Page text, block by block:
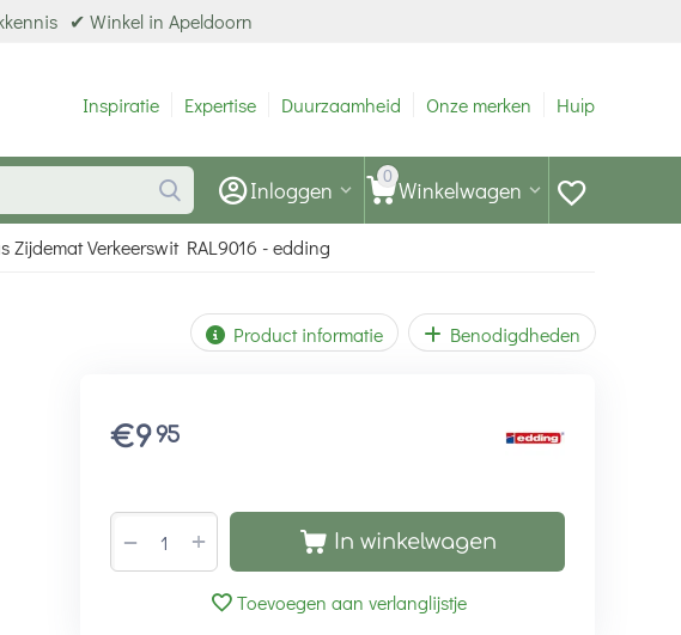
✔ Winkel in Apeldoorn
Inspiratie Expertise Duurzaamheid Onze merken Hulp
0 Winkelwagen
Inloggen
Zijdemat Verkeerswit RAL9016 - edding
Product informatie Benodigdheden
€995
+
− In winkelwagen
Toevoegen aan verlanglijstje